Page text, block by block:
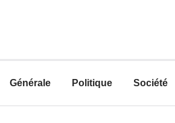
Générale Politique Société